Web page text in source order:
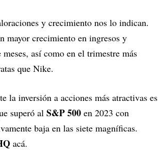
y crecimiento nos lo indican.
mayor crecimiento en ingresos y
así como en el trimestre más
que Nike.
la inversión a acciones más atractivas es
superó al S&P 500 en 2023 con
baja en las siete magníficas.
acá.